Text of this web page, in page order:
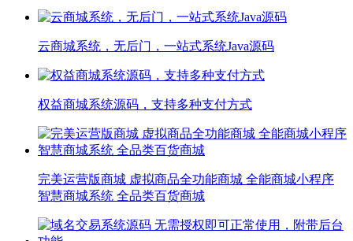
云商城系统，无后门，一站式系统Java源码
权益商城系统源码，支持多种支付方式
完美运营版商城 虚拟商品全功能商城 全能商城小程序
智慧商城系统 全品类百货商城